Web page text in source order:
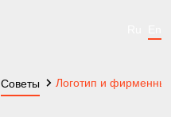
Советы Логотип и